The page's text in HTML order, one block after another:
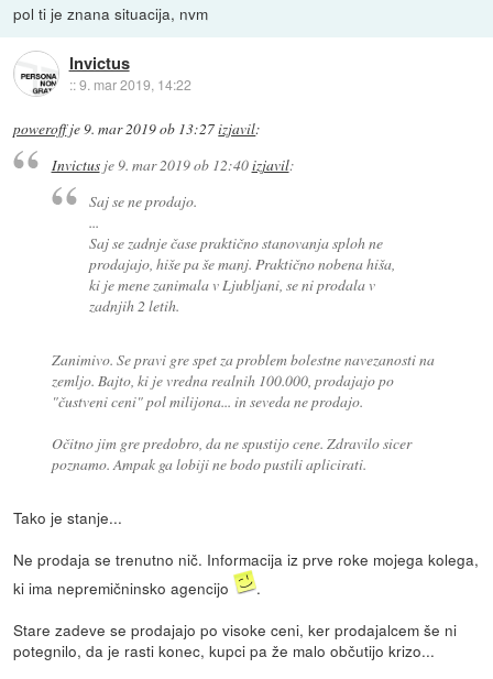
pol ti je znana situacija, nvm
Invictus
::9. mar 2019, 14:22
poweroffje9. mar 2019 ob 13:27izjavil:
Invictusje9. mar 2019 ob 12:40izjavil:
Saj se ne prodajo.
...
Saj se zadnje čase praktično stanovanja sploh ne
prodajajo, hiše pa še manj. Praktično nobena hiša,
ki je mene zanimala v Ljubljani, se ni prodala v
zadnjih 2 letih.
Zanimivo. Se pravi gre spet za problem bolestne navezanosti na
zemljo. Bajto, ki je vredna realnih 100.000, prodajajo po
"čustveni ceni" pol milijona... in seveda ne prodajo.
Očitno jim gre predobro, da ne spustijo cene. Zdravilo sicer
poznamo. Ampak ga lobiji ne bodo pustili aplicirati.
Tako je stanje...
Ne prodaja se trenutno nič. Informacija iz prve roke mojega kolega,
ki ima nepremičninsko agencijo
.
Stare zadeve se prodajajo po visoke ceni, ker prodajalcem še ni
potegnilo, da je rasti konec, kupci pa že malo občutijo krizo...